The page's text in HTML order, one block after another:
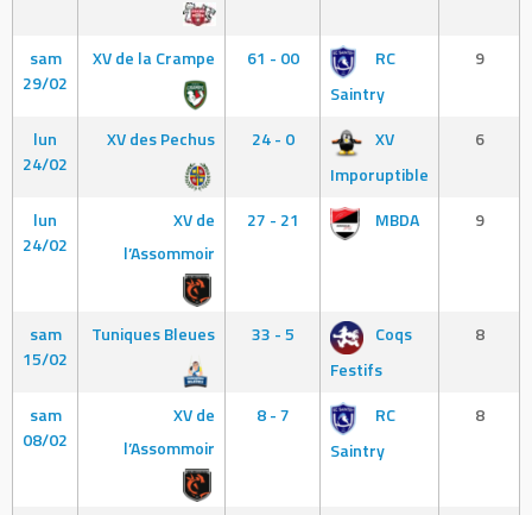
sam
29/02
XV de la Crampe 61 - 00
RC
Saintry
9
lun
24/02
XV des Pechus 24 - 0
XV
Imporuptible
6
lun
24/02
XV de
l’Assommoir
27 - 21 MBDA 9
sam
15/02
Tuniques Bleues 33 - 5
Coqs
Festifs
8
sam
08/02
XV de
l’Assommoir
8 - 7
RC
Saintry
8